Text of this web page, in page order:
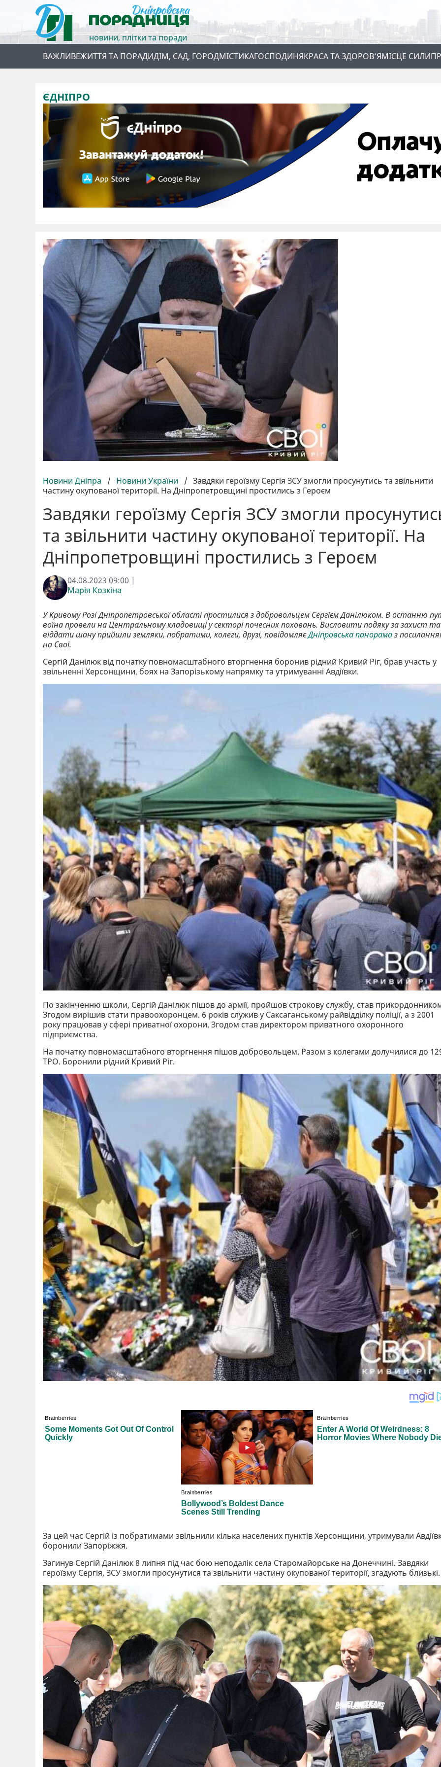
новини, плітки та поради
ВАЖЛИВЕЖИТТЯ ТА ПОРАДИДІМ, САД, ГОРОДМІСТИКАГОСПОДИНЯКРАСА ТА ЗДОРОВ’ЯМІСЦЕ СИЛИ
ЄДНІПРО
Новини Дніпра / Новини України / Завдяки героїзму Сергія ЗСУ змогли просунутись та звільнити
частину окупованої території. На Дніпропетровщині простились з Героєм
Завдяки героїзму Сергія ЗСУ змогли
та звільнити частину окупованої території. На
Дніпропетровщині простились з Героєм
04.08.2023 09:00 |
Марія Козкіна
У Кривому Розі Дніпропетровської області простилися з добровольцем Сергієм Данілюком. В останню
воїна провели на Центральному кладовищі у секторі почесних поховань. Висловити подяку за захист та
віддати шану прийшли земляки, побратими, колеги, друзі, повідомляєДніпровська панорамаз
на Свої.
Сергій Данілюк від початку повномасштабного вторгнення боронив рідний Кривий Ріг, брав участь у
звільненні Херсонщини, боях на Запорізькому напрямку та утримуванні Авдіївки.
По закінченню школи, Сергій Данілюк пішов до армії, пройшов строкову службу, став
Згодом вирішив стати правоохоронцем. 6 років служив у Саксаганському райвідділку поліції, а з 2001
року працював у сфері приватної охорони. Згодом став директором приватного охоронного
підприємства.
На початку повномасштабного вторгнення пішов добровольцем. Разом з колегами долучилися до
ТРО. Боронили рідний Кривий Ріг.
За цей час Сергій із побратимами звільнили кілька населених пунктів Херсонщини, утримували
боронили Запоріжжя.
Загинув Сергій Данілюк 8 липня під час бою неподалік села Старомайорське на Донеччині. Завдяки
героїзму Сергія, ЗСУ змогли просунутися та звільнити частину окупованої території, згадують близькі.